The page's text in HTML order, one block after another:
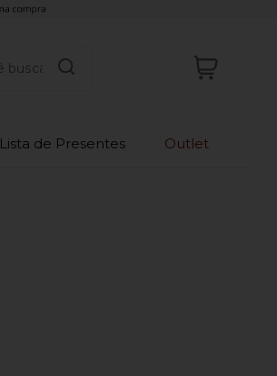
Lista de Presentes Outlet